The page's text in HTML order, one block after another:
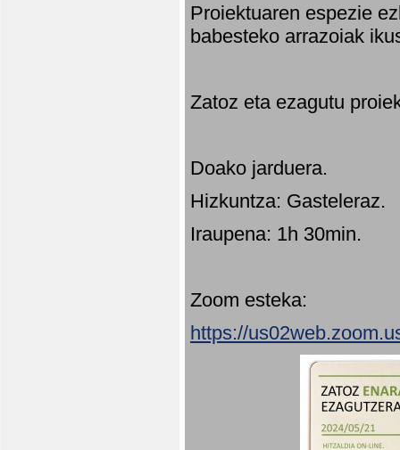
Proiektuaren espezie
babesteko arrazoiak
Zatoz eta ezagutu
Doako jarduera.
Hizkuntza: Gasteleraz.
Iraupena: 1h 30min.
Zoom esteka:
https://